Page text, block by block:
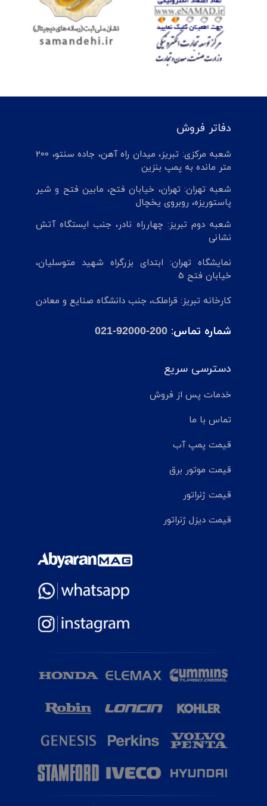
دفاتر فروش
شعبه مرکزی: تبریز، میدان راه آهن، جاده سنتو، 200
متر مانده به پمپ بنزین
شعبه تهران: تهران، خیابان فتح، مابین فتح و شیر
پاستوریزه، روبروی یخچال
شعبه دوم تبریز: چهارراه نادر، جنب ایستگاه آتش
نشانی
نمایشگاه تهران: ابتدای بزرگراه شهید متوسلیان،
خیابان فتح 5
کارخانه تبریز: قراملک، جنب دانشگاه صنایع و معادن
شماره تماس: 021-92000-200
دسترسی سریع
خدمات پس از فروش
تماس با ما
قیمت پمپ آب
قیمت موتور برق
قیمت ژنراتور
قیمت دیزل ژنراتور